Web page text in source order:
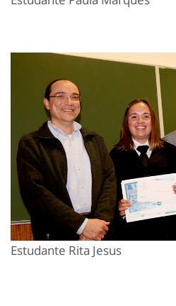
Estudante Rita Jesus